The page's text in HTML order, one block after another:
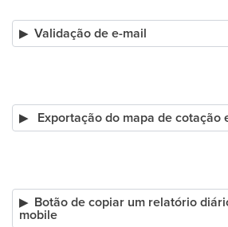
Validação de e-mail
Exportação do mapa de cotação
Botão de copiar um relatório
mobile